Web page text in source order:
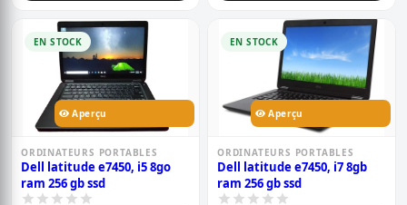
EN STOCK
Aperçu
ORDINATEURS PORTABLES
Dell latitude e7450, i5 8go
ram 256 gb ssd
EN STOCK
Aperçu
ORDINATEURS PORTABLES
Dell latitude e7450, i7 8gb
ram 256 gb ssd